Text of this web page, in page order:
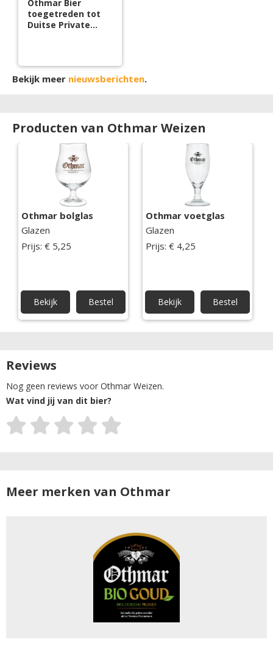
Othmar Bier
toegetreden tot
Duitse Private
Bekijk meer nieuwsberichten.
Producten van Othmar Weizen
Othmar bolglas
Glazen
Prijs: € 5,25
Bekijk Bestel
Othmar voetglas
Glazen
Prijs: € 4,25
Bekijk Bestel
Reviews
Nog geen reviews voor Othmar Weizen.
Wat vind jij van dit bier?
Meer merken van Othmar